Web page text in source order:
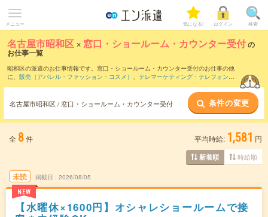
メニュー 気になる! ログイン 検索
名古屋市昭和区 × 窓口・ショールーム・カウンター受付の
お仕事一覧
昭和区の派遣のお仕事情報です。窓口・ショールーム・カウンター受付のお仕事の他
に、 販売（アパレル・ファッション・コスメ） 、 テレマーケティング・テレフォンオ
などのこだわり条件で絞り込ん
でいただけます。職種辞典： 窓口・ショールーム・カウンター受付のお仕事とは？と
は？
名古屋市昭和区 / 窓口・ショールーム・カウンター受付 条件の変更
全 8件 平均時給: 1,581 円
新着順 時給順
未読
NEW
掲載日 2026/08/05
【水曜休×1600円】オシャレショールームで接